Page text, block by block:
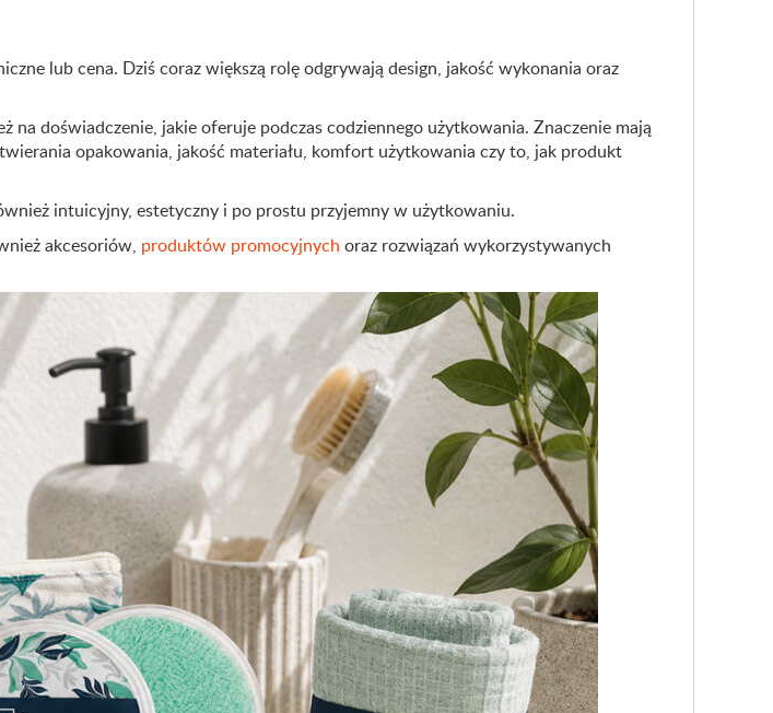
lub cena. Dziś coraz większą rolę odgrywają design, jakość wykonania oraz
doświadczenie, jakie oferuje podczas codziennego użytkowania. Znaczenie mają
opakowania, jakość materiału, komfort użytkowania czy to, jak produkt
intuicyjny, estetyczny i po prostu przyjemny w użytkowaniu.
akcesoriów, produktów promocyjnych oraz rozwiązań wykorzystywanych